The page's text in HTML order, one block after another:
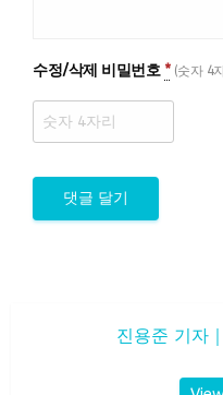
수정/삭제 비밀번호 * (숫자 4
진용준 기자｜